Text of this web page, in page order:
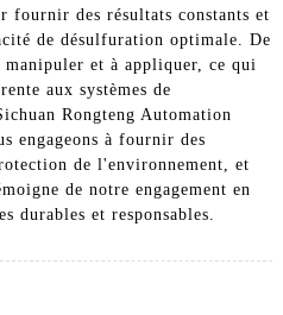
fournir des résultats constants et
de désulfuration optimale. De
et à appliquer, ce qui
aux systèmes de
Rongteng Automation
engageons à fournir des
de l'environnement, et
de notre engagement en
durables et responsables.